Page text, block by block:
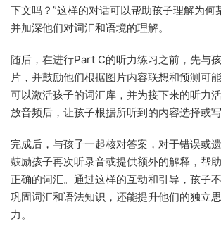
下文吗？”这样的对话可以帮助孩子理解为何
并加深他们对词汇和语境的理解。
随后，在进行Part C的听力练习之前，先与
片，并鼓励他们根据图片内容联想和预测可
可以激活孩子的词汇库，并为接下来的听力
放音频后，让孩子根据所听到的内容选择或写
完成后，与孩子一起核对答案，对于错误或
鼓励孩子再次听录音或提供额外的解释，帮
正确的词汇。通过这样的互动和引导，孩子
巩固词汇和语法知识，还能提升他们的独立
力。